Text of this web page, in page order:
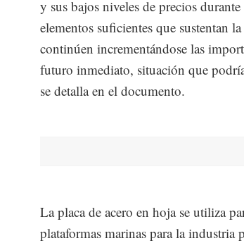
y sus bajos niveles de precios
elementos suficientes que sustentan
continúen incrementándose las
futuro inmediato, situación que
se detalla en el documento.
La placa de acero en hoja se utiliza
plataformas marinas para la industria